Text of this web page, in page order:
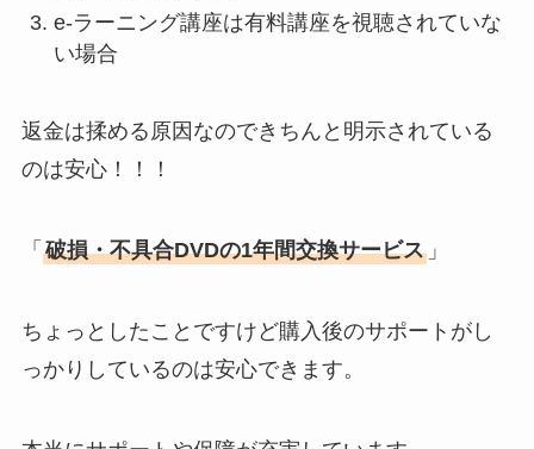
e-ラーニング講座は有料講座を視聴されていな
い場合
返金は揉める原因なのできちんと明示されている
のは安心！！！
「 破損・不具合DVDの1年間交換サービス」
ちょっとしたことですけど購入後のサポートがし
っかりしているのは安心できます。